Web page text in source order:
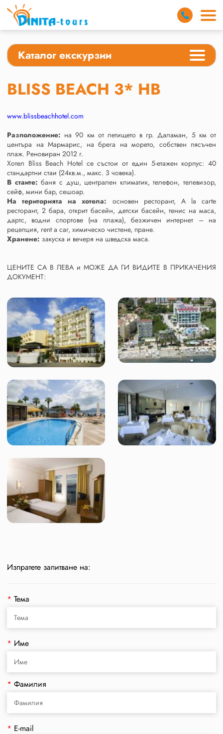
Каталог екскурзии
BLISS BEACH 3* HB
www.blissbeachhotel.com
Разположение: на 90 км от летището в гр. Даламан, 5 км от
центъра на Мармарис, на брега на морето, собствен пясъчен
плаж. Реновиран 2012 г.
Хотел Bliss Beach Hotel се състои от един 5-етажен корпус: 40
стандартни стаи (24кв.м., макс. 3 човека).
В стаите: баня с душ, централен климатик, телефон, телевизор,
сейф, мини бар, сешоар.
На територията на хотела: основен ресторант, A la carte
ресторант, 2 бара, открит басейн, детски басейн, тенис на маса,
дартс, водни спортове (на плажа), безжичен интернет – на
рецепция, rent a car, химическо чистене, пране.
Хранене: закуска и вечеря на шведска маса.
ЦЕНИТЕ СА В ЛЕВА и МОЖЕ ДА ГИ ВИДИТЕ В ПРИКАЧЕНИЯ
ДОКУМЕНТ:
Изпратете запитване на:
* Тема
* Име
* Фамилия
* E-mail